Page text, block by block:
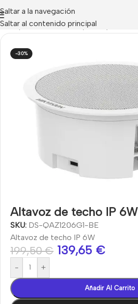
Saltar a la navegación
Saltar al contenido principal
Inicio AUDIOVISUALES/Audio
-30%
Altavoz de techo IP 6W
SKU: DS-QAZ1206G1-BE
Altavoz de techo IP 6W
199,50€ 139,65 €
- +
Añadir Al Carrito